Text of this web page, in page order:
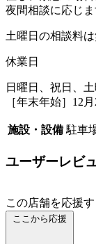
夜間相談に応じま
土曜日の相談料
休業日
日曜日、祝日、
［年末年始］12
施設・設備 駐車
ユーザーレビ
この店舗を応援す
ここから応援